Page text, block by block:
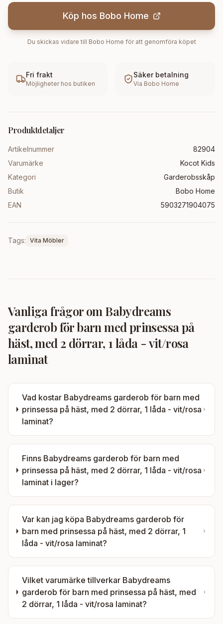
Köp hos Bobo Home
Du skickas vidare till Bobo Home för att genomföra köpet
Fri frakt
Möjligheter hos butiken
Säker betalning
Via Bobo Home
Produktdetaljer
Artikelnummer
82904
Varumärke
Kocot Kids
Kategori
Garderobsskåp
Butik
Bobo Home
EAN
5903271904075
Tags: Vita Möbler
Vanliga frågor om Babydreams
garderob för barn med prinsessa på
häst, med 2 dörrar, 1 låda - vit/rosa
laminat
Vad kostar Babydreams garderob för barn med
prinsessa på häst, med 2 dörrar, 1 låda - vit/rosa
laminat?
Finns Babydreams garderob för barn med
prinsessa på häst, med 2 dörrar, 1 låda - vit/rosa
laminat i lager?
Var kan jag köpa Babydreams garderob för
barn med prinsessa på häst, med 2 dörrar, 1
låda - vit/rosa laminat?
Vilket varumärke tillverkar Babydreams
garderob för barn med prinsessa på häst, med
2 dörrar, 1 låda - vit/rosa laminat?